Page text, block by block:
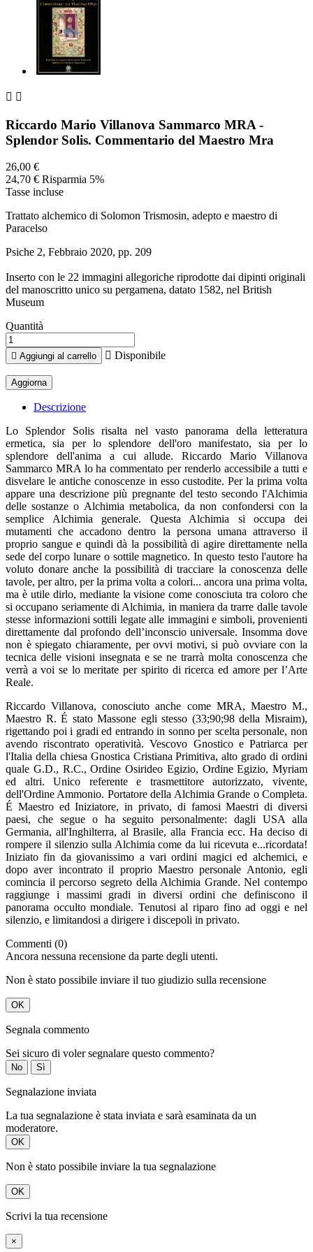
 
Riccardo Mario Villanova Sammarco MRA -
Splendor Solis. Commentario del Maestro Mra
26,00 €
24,70 € Risparmia 5%
Tasse incluse
Trattato alchemico di Solomon Trismosin, adepto e maestro di
Paracelso
Psiche 2, Febbraio 2020, pp. 209
Inserto con le 22 immagini allegoriche riprodotte dai dipinti originali
del manoscritto unico su pergamena, datato 1582, nel British
Museum
Quantità
 Aggiungi al carrello  Disponibile
Descrizione
Lo Splendor Solis risalta nel vasto panorama della letteratura
ermetica, sia per lo splendore dell'oro manifestato, sia per lo
splendore dell'anima a cui allude. Riccardo Mario Villanova
Sammarco MRA lo ha commentato per renderlo accessibile a tutti e
disvelare le antiche conoscenze in esso custodite. Per la prima volta
appare una descrizione più pregnante del testo secondo l'Alchimia
delle sostanze o Alchimia metabolica, da non confondersi con la
semplice Alchimia generale. Questa Alchimia si occupa dei
mutamenti che accadono dentro la persona umana attraverso il
proprio sangue e quindi dà la possibilità di agire direttamente nella
sede del corpo lunare o sottile magnetico. In questo testo l'autore ha
voluto donare anche la possibilità di tracciare la conoscenza delle
tavole, per altro, per la prima volta a colori... ancora una prima volta,
ma è utile dirlo, mediante la visione come conosciuta tra coloro che
si occupano seriamente di Alchimia, in maniera da trarre dalle tavole
stesse informazioni sottili legate alle immagini e simboli, provenienti
direttamente dal profondo dell’inconscio universale. Insomma dove
non è spiegato chiaramente, per ovvi motivi, si può ovviare con la
tecnica delle visioni insegnata e se ne trarrà molta conoscenza che
verrà a voi se lo meritate per spirito di ricerca ed amore per l’Arte
Reale.
Riccardo Villanova, conosciuto anche come MRA, Maestro M.,
Maestro R. É stato Massone egli stesso (33;90;98 della Misraim),
rigettando poi i gradi ed entrando in sonno per scelta personale, non
avendo riscontrato operatività. Vescovo Gnostico e Patriarca per
l'Italia della chiesa Gnostica Cristiana Primitiva, alto grado di ordini
quale G.D., R.C., Ordine Osirideo Egizio, Ordine Egizio, Myriam
ed altri. Unico referente e trasmettitore autorizzato, vivente,
dell'Ordine Ammonio. Portatore della Alchimia Grande o Completa.
É Maestro ed Iniziatore, in privato, di famosi Maestri di diversi
paesi, che segue o ha seguito personalmente: dagli USA alla
Germania, all'Inghilterra, al Brasile, alla Francia ecc. Ha deciso di
rompere il silenzio sulla Alchimia come da lui ricevuta e...ricordata!
Iniziato fin da giovanissimo a vari ordini magici ed alchemici, e
dopo aver incontrato il proprio Maestro personale Antonio, egli
comincia il percorso segreto della Alchimia Grande. Nel contempo
raggiunge i massimi gradi in diversi ordini che definiscono il
panorama occulto mondiale. Tenutosi al riparo fino ad oggi e nel
silenzio, e limitandosi a dirigere i discepoli in privato.
Commenti (0)
Ancora nessuna recensione da parte degli utenti.
Non è stato possibile inviare il tuo giudizio sulla recensione
OK
Segnala commento
Sei sicuro di voler segnalare questo commento?
No Sì
Segnalazione inviata
La tua segnalazione è stata inviata e sarà esaminata da un
moderatore.
OK
Non è stato possibile inviare la tua segnalazione
OK
Scrivi la tua recensione
×